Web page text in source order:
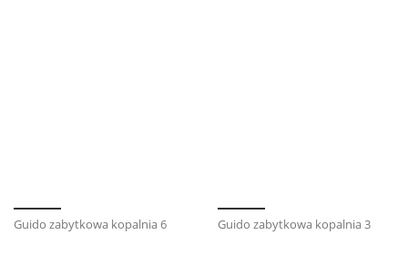
Guido zabytkowa kopalnia 6 Guido zabytkowa kopalnia 3